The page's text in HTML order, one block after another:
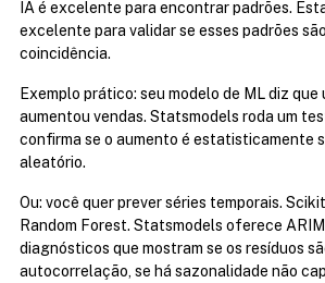
IA é excelente para encontrar padrões.
excelente para validar se esses padrões
coincidência.
Exemplo prático: seu modelo de ML diz que
aumentou vendas. Statsmodels roda um
confirma se o aumento é estatisticamente
aleatório.
Ou: você quer prever séries temporais.
Random Forest. Statsmodels oferece
diagnósticos que mostram se os resíduos
autocorrelação, se há sazonalidade não